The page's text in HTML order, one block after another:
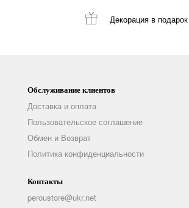
Декорация в подарок
Обслуживание клиентов
Доставка и оплата
Пользовательское соглашение
Обмен и Возврат
Политика конфиденциальности
Контакты
peroustore@ukr.net